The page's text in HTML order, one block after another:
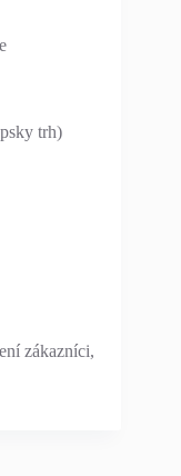
trh)
zákazníci,